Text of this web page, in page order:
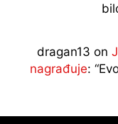
dragan13 on
nagrađuje: “